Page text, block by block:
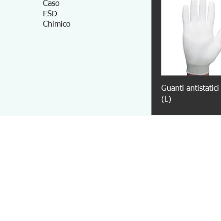
Caso
ESD
Chimico
Guanti antistatici
(L)